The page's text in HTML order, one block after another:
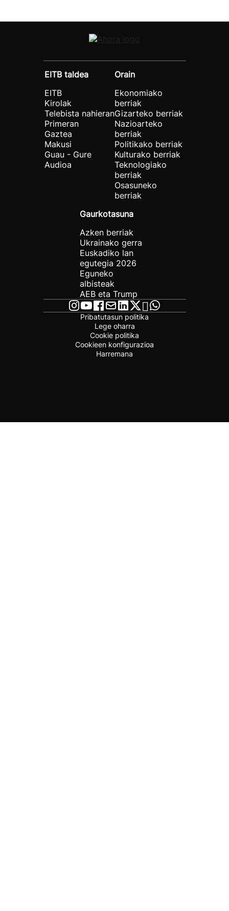
EITB taldea
EITB
Kirolak
Telebista nahieran
Primeran
Gaztea
Makusi
Guau - Gure
Audioa
Orain
Ekonomiako
berriak
Gizarteko berriak
Nazioarteko
berriak
Politikako berriak
Kulturako berriak
Teknologiako
berriak
Osasuneko
berriak
Gaurkotasuna
Azken berriak
Ukrainako gerra
Euskadiko lan
egutegia 2026
Eguneko
albisteak
AEB eta Trump
Pribatutasun politika
Lege oharra
Cookie politika
Cookieen konfigurazioa
Harremana